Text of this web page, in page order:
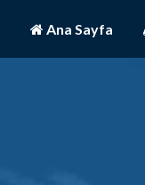
Ana Sayfa